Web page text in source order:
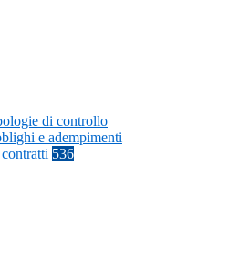
di controllo
e adempimenti
536